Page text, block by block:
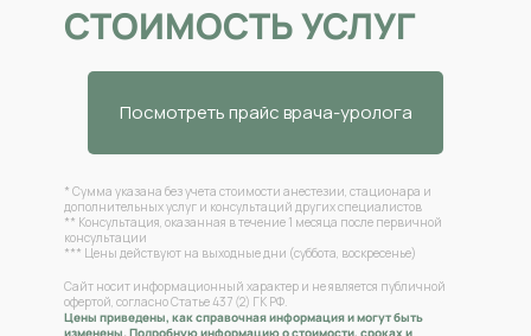
СТОИМОСТЬ УСЛУГ
Посмотреть прайс врача-уролога
* Сумма указана без учета стоимости анестезии, стационара и
дополнительных услуг и консультаций других специалистов
** Консультация, оказанная в течение 1 месяца после первичной
консультации
*** Цены действуют на выходные дни (суббота, воскресенье)
Сайт носит информационный характер и не является публичной
офертой, согласно Статье 437 (2) ГК РФ.
Цены приведены, как справочная информация и могут быть
изменены. Подробную информацию о стоимости, сроках и